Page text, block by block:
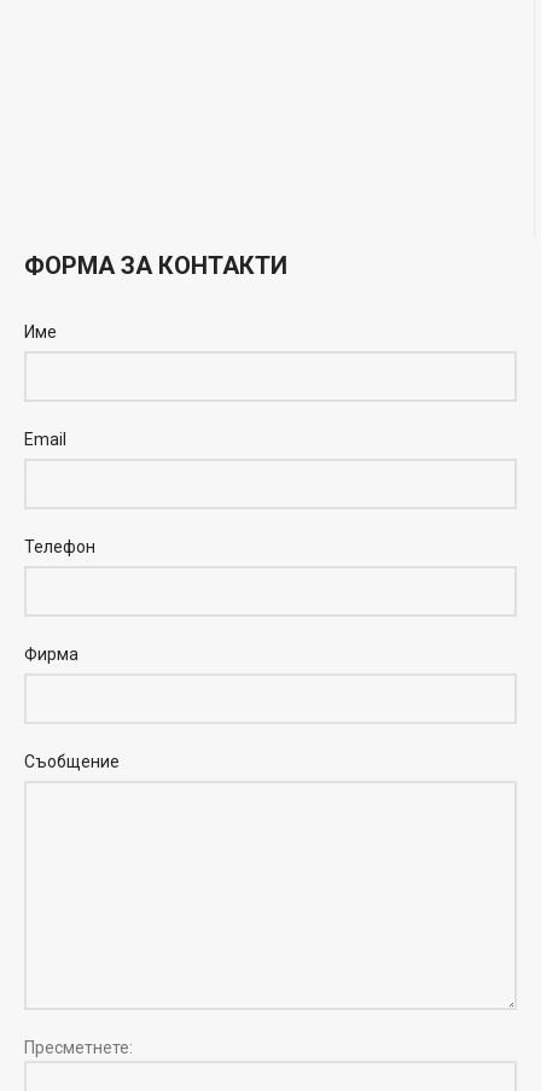
ФОРМА ЗА КОНТАКТИ
Име
Email
Телефон
Фирма
Съобщение
Пресметнете: